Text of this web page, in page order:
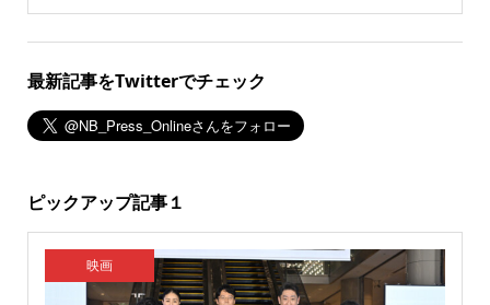
最新記事をTwitterでチェック
ピックアップ記事１
映画